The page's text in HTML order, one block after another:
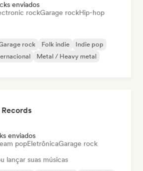
enviados
rockGarage rockHip-hop
rock Folk indie
Indie pop
Metal / Heavy metal
enviados
popEletrônicaGarage rock
lançar suas músicas